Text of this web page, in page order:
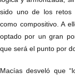
sido uno de los retos
como compositivo. A
optado por un gran
que será el punto por
Macías desveló que